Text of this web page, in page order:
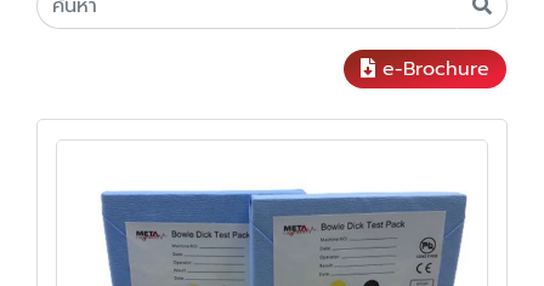
e-Brochure